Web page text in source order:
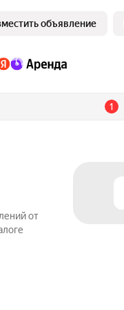
объявление
1
от